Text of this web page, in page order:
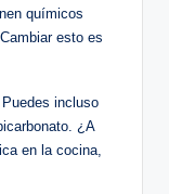
químicos
esto es
Puedes incluso
¿A
en la cocina,